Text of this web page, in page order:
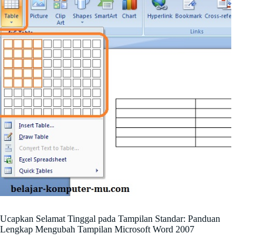
Ucapkan Selamat Tinggal pada Tampilan Standar: Panduan
Lengkap Mengubah Tampilan Microsoft Word 2007